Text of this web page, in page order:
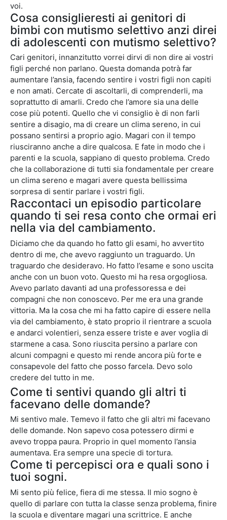
voi.
Cosa consiglieresti ai genitori di
bimbi con mutismo selettivo anzi direi
di adolescenti con mutismo selettivo?
Cari genitori, innanzitutto vorrei dirvi di non dire ai vostri
figli perché non parlano. Questa domanda potrà far
aumentare l’ansia, facendo sentire i vostri figli non capiti
e non amati. Cercate di ascoltarli, di comprenderli, ma
soprattutto di amarli. Credo che l’amore sia una delle
cose più potenti. Quello che vi consiglio è di non farli
sentire a disagio, ma di creare un clima sereno, in cui
possano sentirsi a proprio agio. Magari con il tempo
riusciranno anche a dire qualcosa. E fate in modo che i
parenti e la scuola, sappiano di questo problema. Credo
che la collaborazione di tutti sia fondamentale per creare
un clima sereno e magari avere questa bellissima
sorpresa di sentir parlare i vostri figli.
Raccontaci un episodio particolare
quando ti sei resa conto che ormai eri
nella via del cambiamento.
Diciamo che da quando ho fatto gli esami, ho avvertito
dentro di me, che avevo raggiunto un traguardo. Un
traguardo che desideravo. Ho fatto l’esame e sono uscita
anche con un buon voto. Questo mi ha resa orgogliosa.
Avevo parlato davanti ad una professoressa e dei
compagni che non conoscevo. Per me era una grande
vittoria. Ma la cosa che mi ha fatto capire di essere nella
via del cambiamento, è stato proprio il rientrare a scuola
e andarci volentieri, senza essere triste e aver voglia di
starmene a casa. Sono riuscita persino a parlare con
alcuni compagni e questo mi rende ancora più forte e
consapevole del fatto che posso farcela. Devo solo
credere del tutto in me.
Come ti sentivi quando gli altri ti
facevano delle domande?
Mi sentivo male. Temevo il fatto che gli altri mi facevano
delle domande. Non sapevo cosa potessero dirmi e
avevo troppa paura. Proprio in quel momento l’ansia
aumentava. Era sempre una specie di tortura.
Come ti percepisci ora e quali sono i
tuoi sogni.
Mi sento più felice, fiera di me stessa. Il mio sogno è
quello di parlare con tutta la classe senza problema, finire
la scuola e diventare magari una scrittrice. E anche